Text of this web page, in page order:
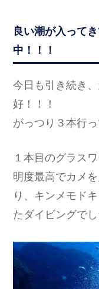
良い潮が入って
中！！！
今日も引き続き
好！！！
がっつり３本行
１本目のグラス
明度最高でカメ
り、キンメモド
たダイビングでし